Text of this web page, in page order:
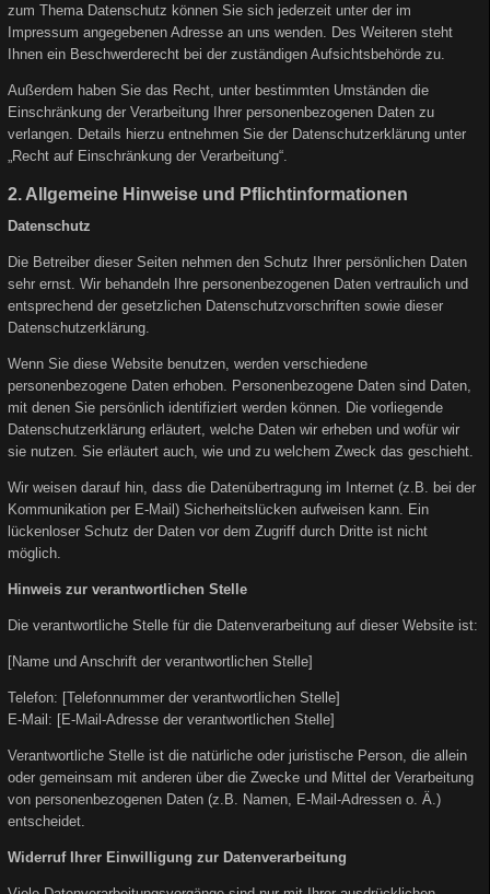
zum Thema Datenschutz können Sie sich jederzeit unter der im
Impressum angegebenen Adresse an uns wenden. Des Weiteren steht
Ihnen ein Beschwerderecht bei der zuständigen Aufsichtsbehörde zu.
Außerdem haben Sie das Recht, unter bestimmten Umständen die
Einschränkung der Verarbeitung Ihrer personenbezogenen Daten zu
verlangen. Details hierzu entnehmen Sie der Datenschutzerklärung unter
„Recht auf Einschränkung der Verarbeitung“.
2. Allgemeine Hinweise und Pflichtinformationen
Datenschutz
Die Betreiber dieser Seiten nehmen den Schutz Ihrer persönlichen Daten
sehr ernst. Wir behandeln Ihre personenbezogenen Daten vertraulich und
entsprechend der gesetzlichen Datenschutzvorschriften sowie dieser
Datenschutzerklärung.
Wenn Sie diese Website benutzen, werden verschiedene
personenbezogene Daten erhoben. Personenbezogene Daten sind Daten,
mit denen Sie persönlich identifiziert werden können. Die vorliegende
Datenschutzerklärung erläutert, welche Daten wir erheben und wofür wir
sie nutzen. Sie erläutert auch, wie und zu welchem Zweck das geschieht.
Wir weisen darauf hin, dass die Datenübertragung im Internet (z.B. bei der
Kommunikation per E-Mail) Sicherheitslücken aufweisen kann. Ein
lückenloser Schutz der Daten vor dem Zugriff durch Dritte ist nicht
möglich.
Hinweis zur verantwortlichen Stelle
Die verantwortliche Stelle für die Datenverarbeitung auf dieser Website ist:
[Name und Anschrift der verantwortlichen Stelle]
Telefon: [Telefonnummer der verantwortlichen Stelle]
E-Mail: [E-Mail-Adresse der verantwortlichen Stelle]
Verantwortliche Stelle ist die natürliche oder juristische Person, die allein
oder gemeinsam mit anderen über die Zwecke und Mittel der Verarbeitung
von personenbezogenen Daten (z.B. Namen, E-Mail-Adressen o. Ä.)
entscheidet.
Widerruf Ihrer Einwilligung zur Datenverarbeitung